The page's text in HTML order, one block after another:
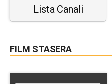
Lista Canali
FILM STASERA